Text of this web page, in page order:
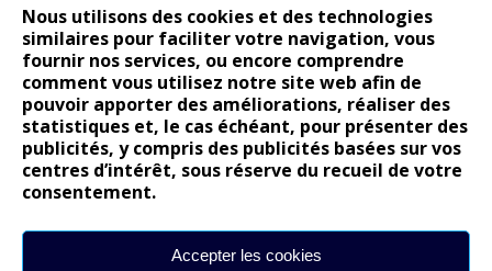
Nous utilisons des cookies et des technologies
similaires pour faciliter votre navigation, vous
fournir nos services, ou encore comprendre
comment vous utilisez notre site web afin de
pouvoir apporter des améliorations, réaliser des
statistiques et, le cas échéant, pour présenter des
publicités, y compris des publicités basées sur vos
centres d’intérêt, sous réserve du recueil de votre
consentement.
Accepter les cookies
14 juillet : nouveau film de marque pour Citroën
Renault Espace : voyage, voyage…
Peugeot E-208 GTi : naissance d’une légende
COMMENTAIRES RÉCENTS
Bernard DardartdansDacia Sandero : pour les gens vrais
Alpine A290 : L’irrésistible attraction de la légèreté